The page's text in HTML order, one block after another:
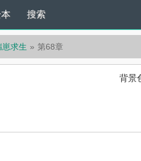
搜索
崽求生 第68章
背景